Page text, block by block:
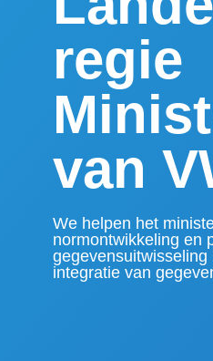
regie
van
We helpen het
normontwikkeling en
integratie van